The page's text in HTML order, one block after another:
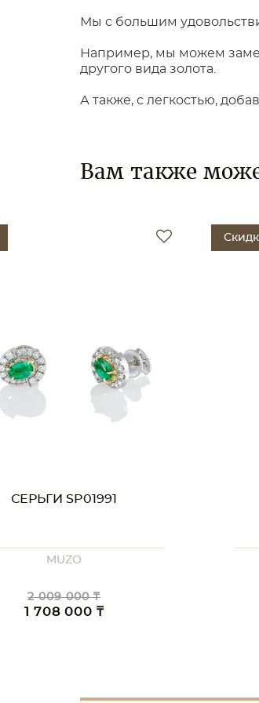
Мы с большим
Например, мы можем
другого вида золота.
А также, с легкостью,
Вам также
СЕРЬГИ SP01990
MUZO
1 775 000 ₸
1 509 000 ₸